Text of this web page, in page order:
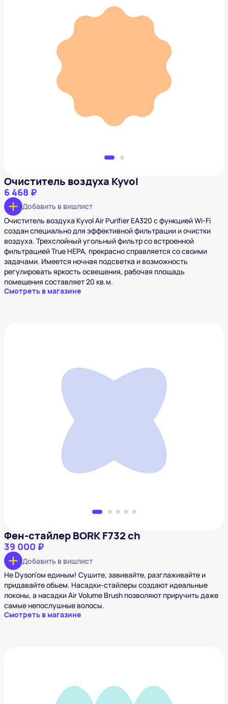
Очиститель воздуха Kyvol
6 468 ₽
Добавить в вишлист
Очиститель воздуха Kyvol Air Purifier EA320 с функцией Wi-Fi
создан специально для эффективной фильтрации и очистки
воздуха. Трехслойный угольный фильтр со встроенной
фильтрацией True HEPA, прекрасно справляется со своими
задачами. Имеется ночная подсветка и возможность
регулировать яркость освещения, рабочая площадь
помещения составляет 20 кв.м.
Смотреть в магазине
Фен-стайлер BORK F732 ch
Фен-стайлер BORK F732 ch
39 000 ₽
Добавить в вишлист
Не Dyson’ом единым! Сушите, завивайте, разглаживайте и
придавайте объем. Насадки-стайлеры создают идеальные
локоны, а насадки Air Volume Brush позволяют приручить даже
самые непослушные волосы.
Смотреть в магазине